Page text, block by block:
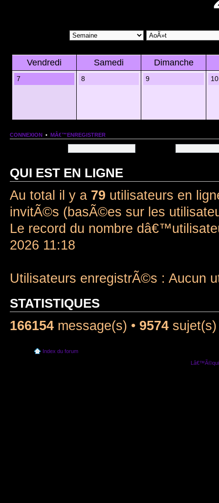
Vendredi Samedi Dimanche
7 8 9 10
CONNEXION • MÂ€™ENREGISTRER
QUI EST EN LIGNE
Au total il y a 79 utilisateurs en
invitÃ©s (basÃ©es sur les
Le record du nombre
2026 11:18
Utilisateurs enregistrÃ©s : Aucun
STATISTIQUES
166154 message(s) • 9574
Index du forum